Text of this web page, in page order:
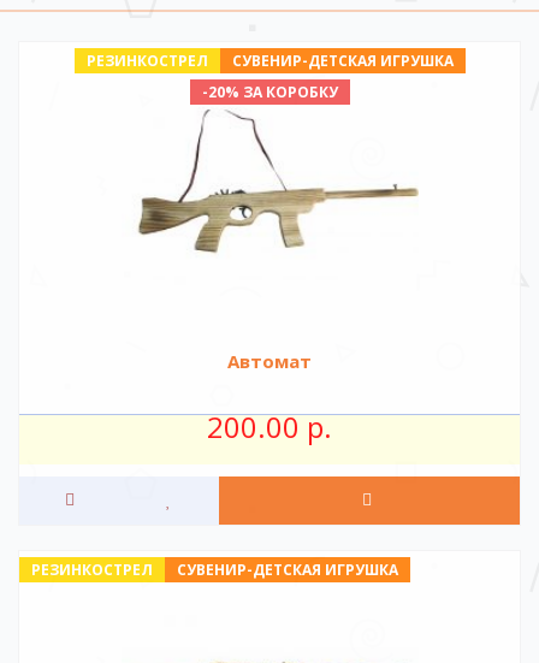
СУВЕНИР-ДЕТСКАЯ ИГРУШКА
РЕЗИНКОСТРЕЛ
-20% ЗА КОРОБКУ
Автомат
200.00 р.
СУВЕНИР-ДЕТСКАЯ ИГРУШКА
РЕЗИНКОСТРЕЛ